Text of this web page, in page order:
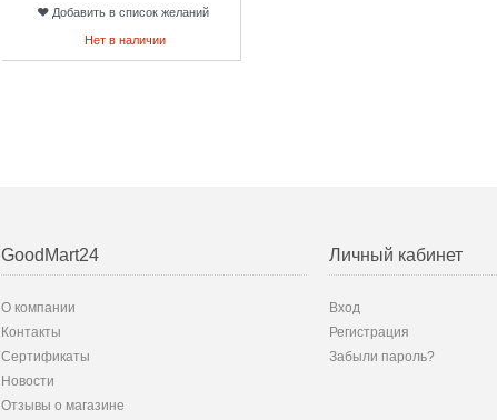
Добавить в список желаний
Нет в наличии
GoodMart24
О компании
Контакты
Сертификаты
Новости
Отзывы о магазине
Личный кабинет
Вход
Регистрация
Забыли пароль?